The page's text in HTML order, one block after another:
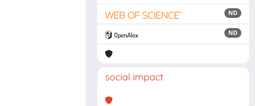
ND
ND
social impact